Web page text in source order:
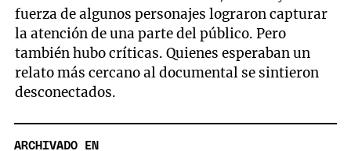
fuerza de algunos personajes lograron capturar
la atención de una parte del público. Pero
también hubo críticas. Quienes esperaban un
relato más cercano al documental se sintieron
desconectados.
ARCHIVADO EN